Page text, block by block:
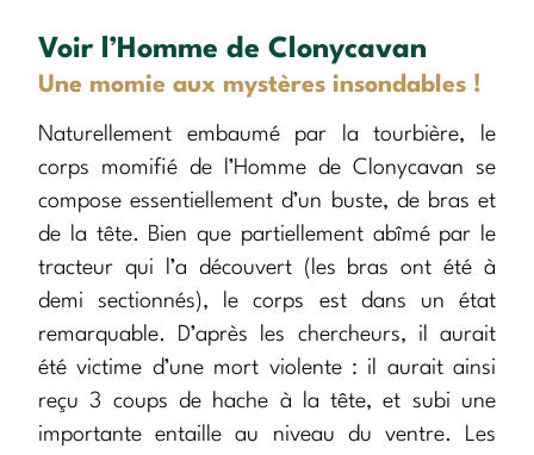
Voir l’Homme de Clonycavan
Une momie aux mystères insondables !
Naturellement embaumé par la tourbière, le
corps momifié de l’Homme de Clonycavan se
compose essentiellement d’un buste, de bras et
de la tête. Bien que partiellement abîmé par le
tracteur qui l’a découvert (les bras ont été à
demi sectionnés), le corps est dans un état
remarquable. D’après les chercheurs, il aurait
été victime d’une mort violente : il aurait ainsi
reçu 3 coups de hache à la tête, et subi une
importante entaille au niveau du ventre. Les